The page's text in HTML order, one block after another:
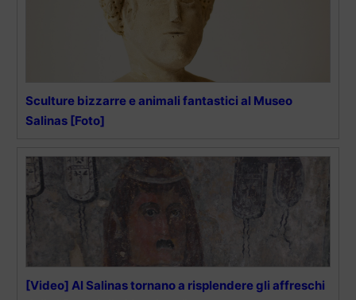
Sculture bizzarre e animali fantastici al Museo
Salinas [Foto]
[Video] Al Salinas tornano a risplendere gli affreschi